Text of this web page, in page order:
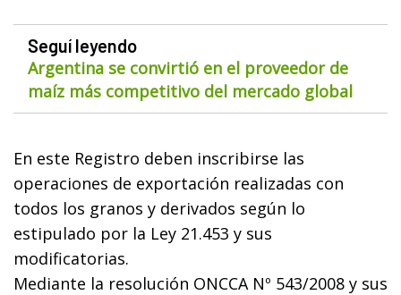
Seguí leyendo
Argentina se convirtió en el proveedor de
maíz más competitivo del mercado global
En este Registro deben inscribirse las
operaciones de exportación realizadas con
todos los granos y derivados según lo
estipulado por la Ley 21.453 y sus
modificatorias.
Mediante la resolución ONCCA Nº 543/2008 y sus